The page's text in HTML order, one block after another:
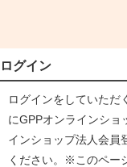
ログイン
ログインをしていただ
にGPPオンラインショ
インショップ法人会員
ください。※このペー